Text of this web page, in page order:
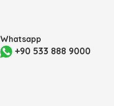
Whatsapp
+90 533 888 9000